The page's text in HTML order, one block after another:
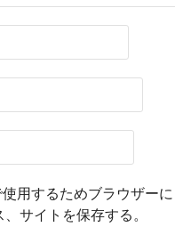
用するためブラウザー
サイトを保存する。